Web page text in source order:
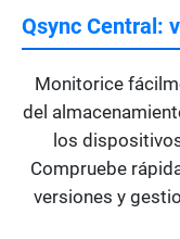
Qsync Central:
Monitorice
del
los
Compruebe
versiones y